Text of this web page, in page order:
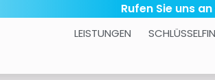
Rufen Sie uns
LEISTUNGEN